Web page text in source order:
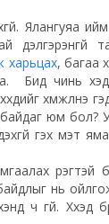
Ялангуяа
харьцах, багаа
аа. Бид чинь
юм бол?
гэх мэт
нь
ч үгүй.